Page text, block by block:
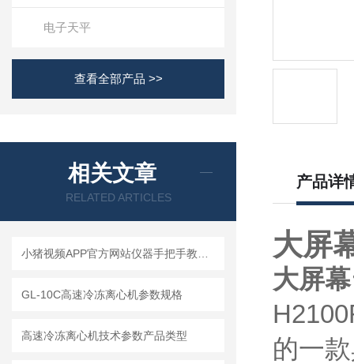
电子天平
查看全部产品 >>
相关文章
RELATED ARTICLES
GL-10C高速冷冻离心机参数规格
高速冷冻离心机技术参数产品类型
产品详
大屏
大屏
的一款